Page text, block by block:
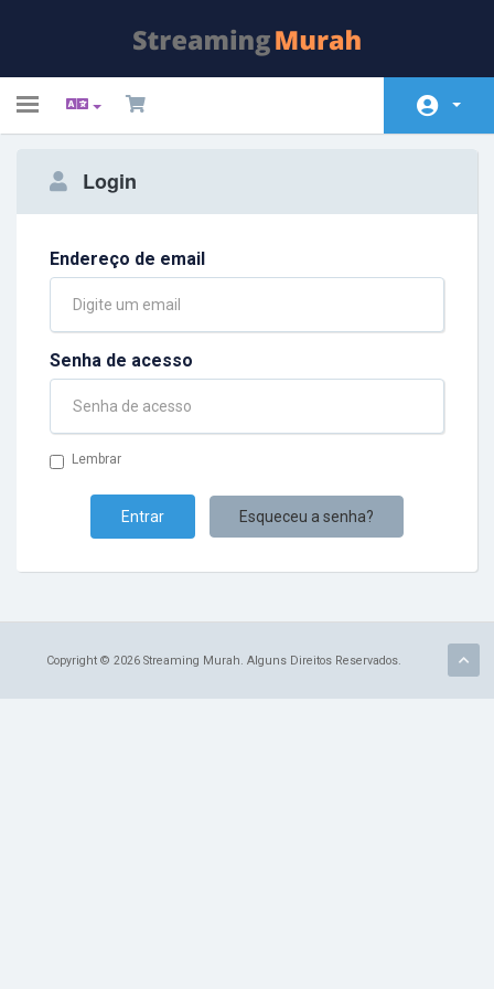
Toggle
Soluções
Anúncios
Base de Conhecimento
Login
Endereço de email
Senha de acesso
Lembrar
Esqueceu a senha?
Copyright © 2026 Streaming Murah. Alguns Direitos Reservados.